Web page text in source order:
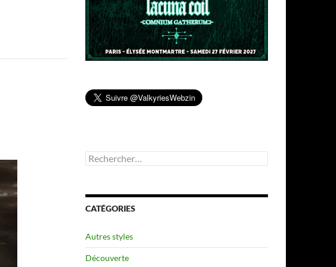
Rechercher :
CATÉGORIES
Autres styles
Découverte